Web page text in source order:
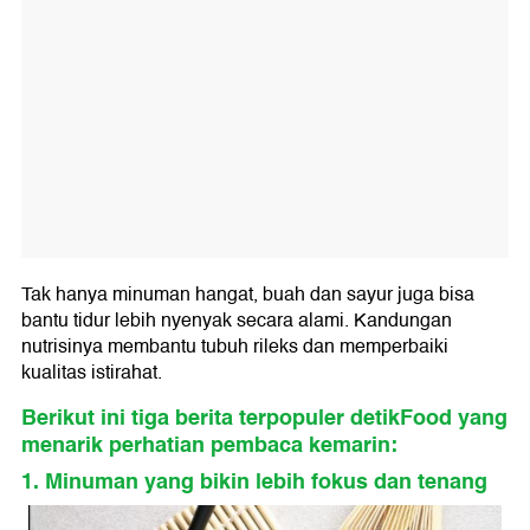
Tak hanya minuman hangat, buah dan sayur juga bisa
bantu tidur lebih nyenyak secara alami. Kandungan
nutrisinya membantu tubuh rileks dan memperbaiki
kualitas istirahat.
Berikut ini tiga berita terpopuler detikFood yang
menarik perhatian pembaca kemarin:
1. Minuman yang bikin lebih fokus dan tenang